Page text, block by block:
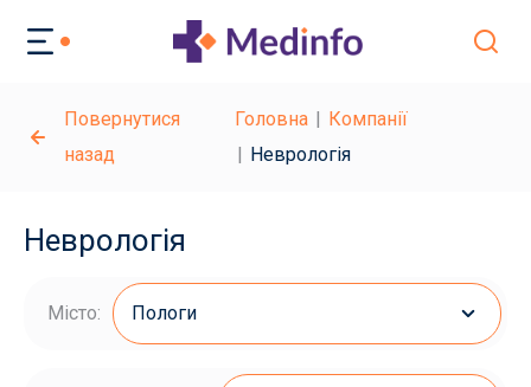
Повернутися
назад
Головна
Компанії
Неврологія
Неврологія
Місто: Пологи